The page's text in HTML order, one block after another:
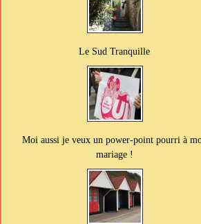
Le Sud Tranquille
Moi aussi je veux un power-point pourri à
mariage !